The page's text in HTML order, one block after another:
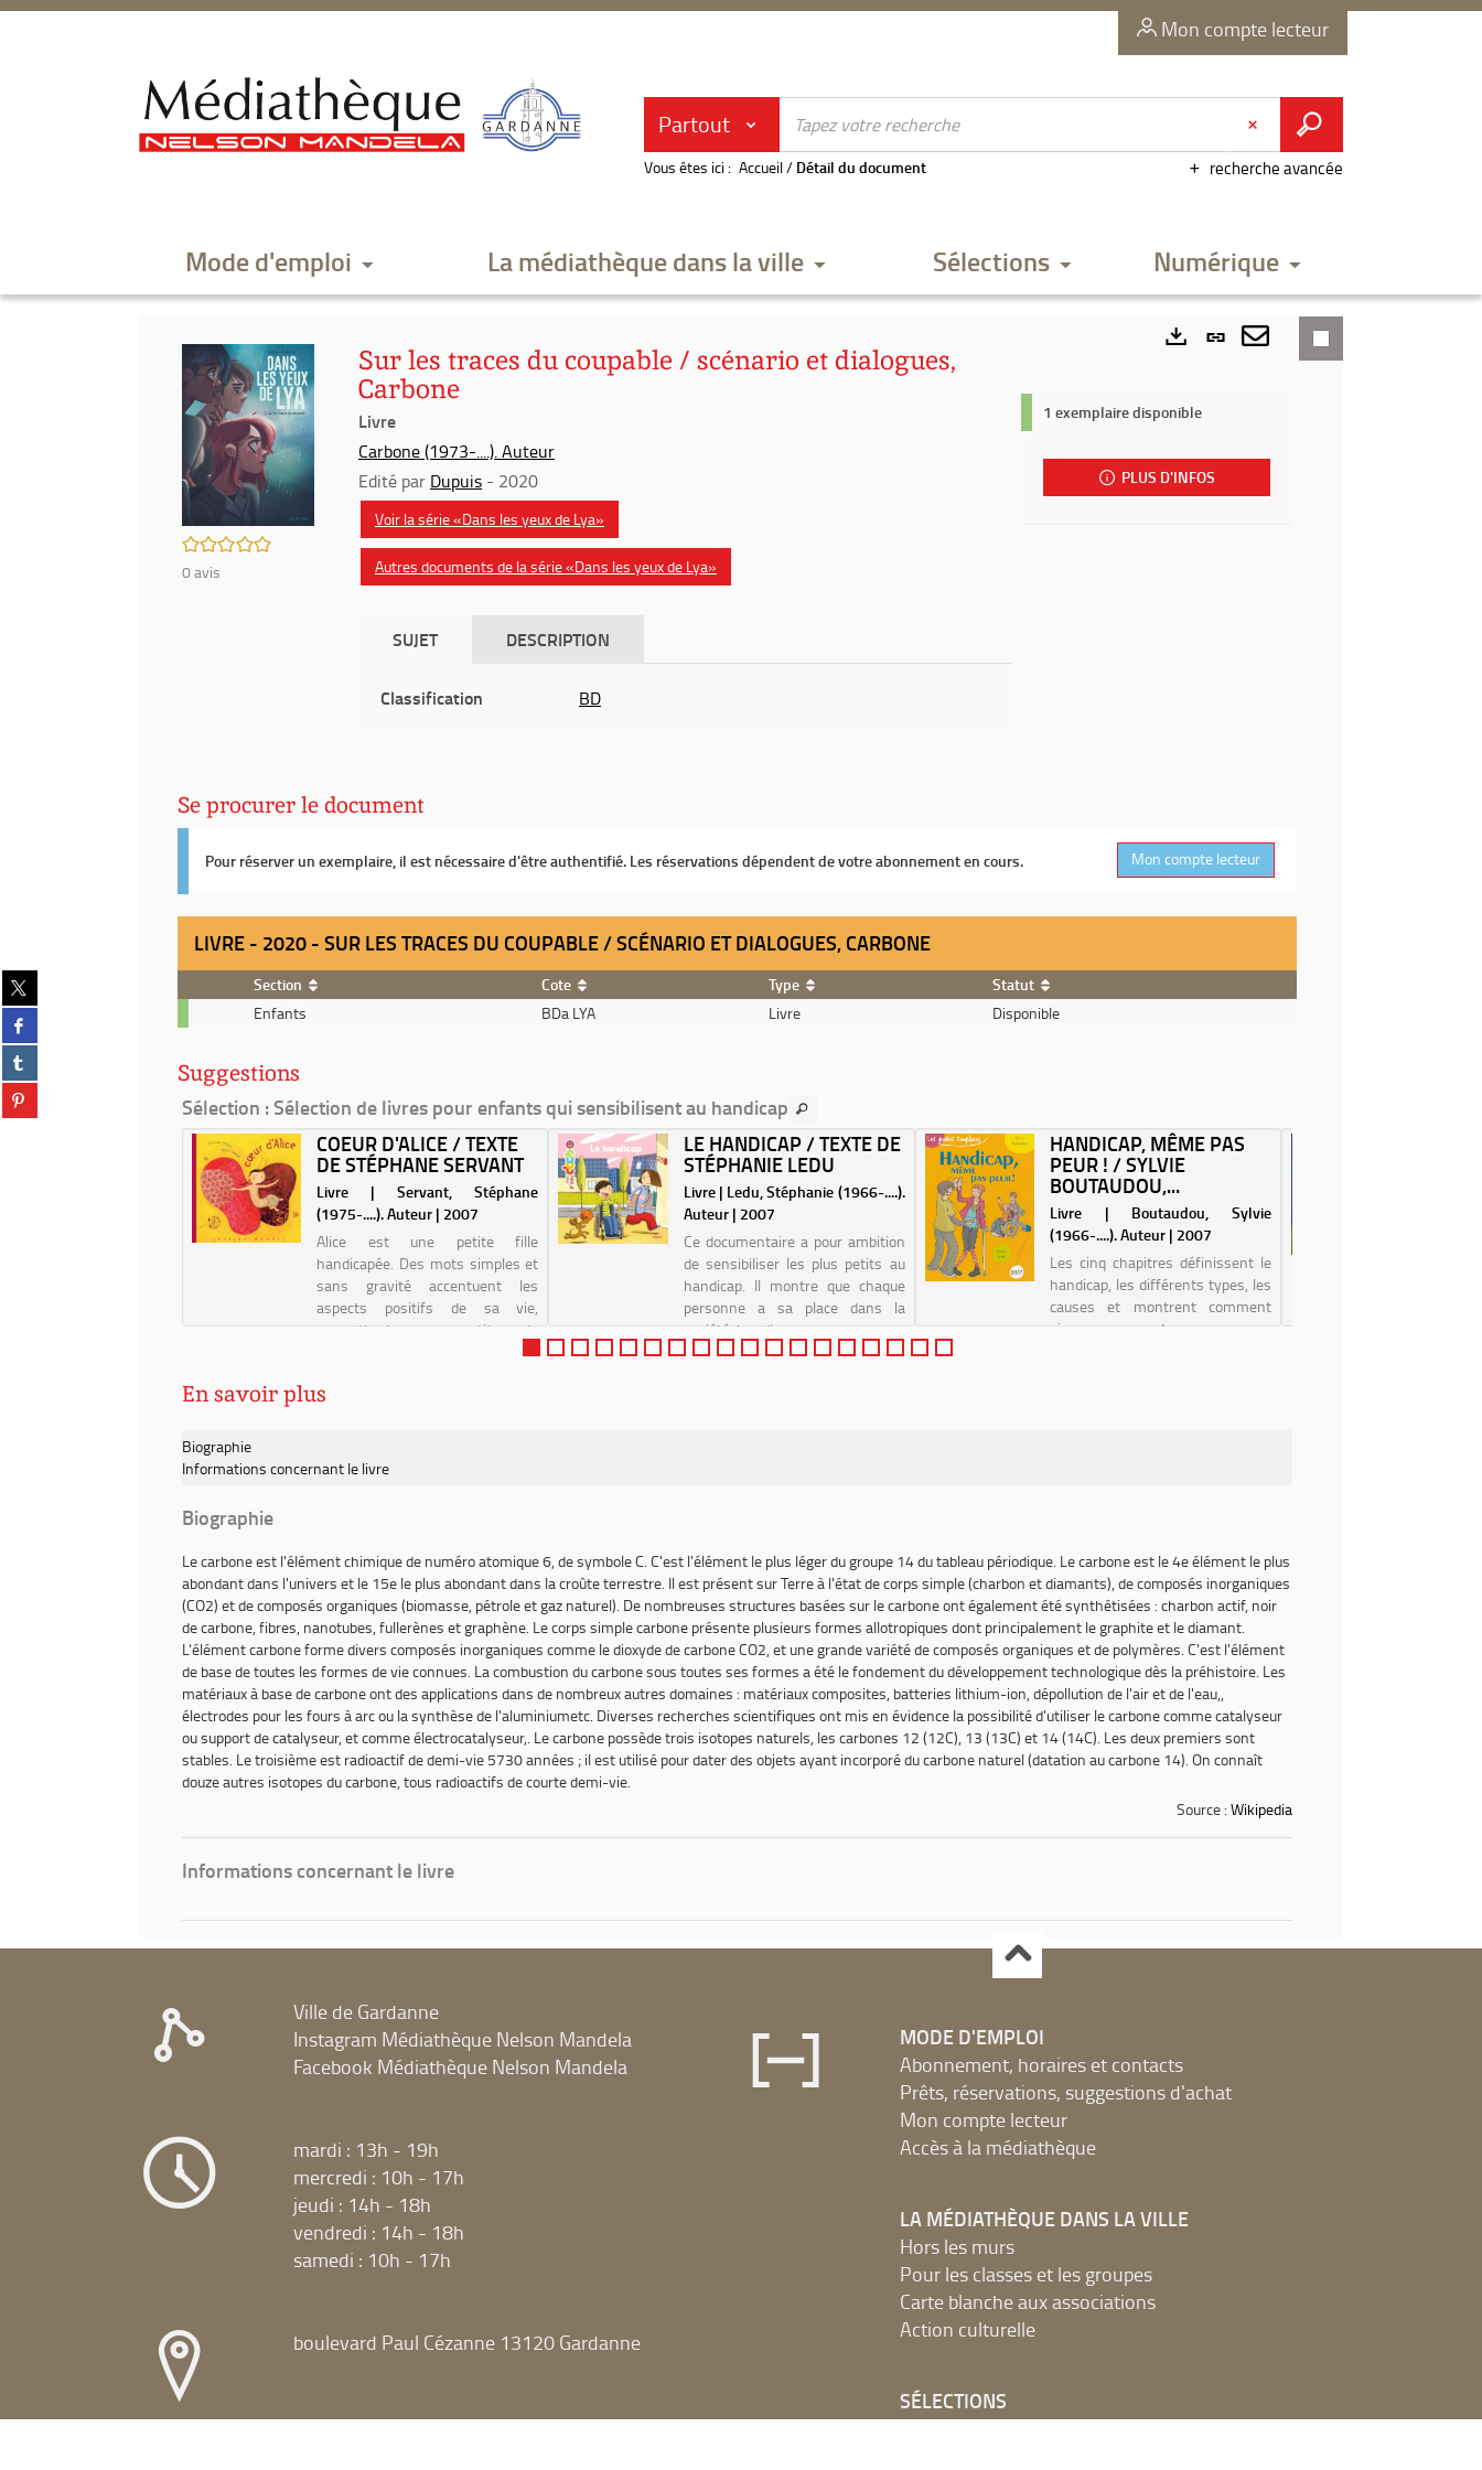
recherche
Mon compte lecteur
Partout
recherche avancée
Vous êtes ici : Accueil/ Détail du document
Mode d'emploi La médiathèque dans la ville Sélections Numérique
Partager
sur
twitter
(Nouvelle
fenêtre)
Partager
sur
facebook
(Nouvelle
fenêtre)
Partager
sur
tumblr
(Nouvelle
Partager
sur
/5
0avis
Sur les traces du coupable / scénario et dialogues,
Carbone
Livre
Carbone (1973-....). Auteur
Edité par Dupuis - 2020
Voir la série «Dans les yeux de Lya»
Autres documents de la série «Dans les yeux de Lya»
SUJET DESCRIPTION
Classification BD
Lien
permanent
fenêtre)
Envoyer
mail
1 exemplaire disponible
PLUS D'INFOS
Se procurer le document
Pour réserver un exemplaire, il est nécessaire d'être authentifié. Les réservations dépendent de votre abonnement en cours. Mon compte lecteur
LIVRE - 2020 - SUR LES TRACES DU COUPABLE / SCÉNARIO ET DIALOGUES, CARBONE
-
-
Sur
les
traces
coupable
scénario
Section Cote Type
Statut
Enfants
BDa LYA Livre Disponible
Suggestions
Sélection : Sélection de livres pour enfants qui sensibilisent au handicap
COEUR D'ALICE / TEXTE
DE STÉPHANE SERVANT
Livre | Servant, Stéphane
(1975-....). Auteur | 2007
Alice est une petite fille
handicapée. Des mots simples et
sans gravité accentuent les
aspects positifs de sa vie,
permettant aux petits de
comprendre et d'accepter les
LE HANDICAP / TEXTE DE
STÉPHANIE LEDU
Livre | Ledu, Stéphanie (1966-....).
Auteur | 2007
Ce documentaire a pour ambition
de sensibiliser les plus petits au
handicap. Il montre que chaque
personne a sa place dans la
société, handicap ou pas.
HANDICAP, MÊME PAS
PEUR ! / SYLVIE
BOUTAUDOU,...
Livre | Boutaudou, Sylvie
(1966-....). Auteur | 2007
Les cinq chapitres définissent le
handicap, les différents types, les
causes et montrent comment
vivre avec des personnes
En savoir plus
Biographie
Informations concernant le livre
Biographie
Lecarboneest l'élément chimique de numéro atomique 6, de symbole C. C'est l'élément le plus léger du groupe 14 du tableau périodique. Le carbone est le 4e élément le plus
abondant dans l'univers et le 15e le plus abondant dans la croûte terrestre. Il est présent sur Terre à l'état de corps simple (charbon et diamants), de composés inorganiques
(CO2) et de composés organiques (biomasse, pétrole et gaz naturel). De nombreuses structures basées sur le carbone ont également été synthétisées : charbon actif, noir
de carbone, fibres, nanotubes, fullerènes et graphène. Le corps simple carbone présente plusieurs formes allotropiques dont principalement le graphite et le diamant.
L'élément carbone forme divers composés inorganiques comme le dioxyde de carbone CO2, et une grande variété de composés organiques et de polymères. C'est l'élément
de base de toutes les formes de vie connues. La combustion du carbone sous toutes ses formes a été le fondement du développement technologique dès la préhistoire. Les
matériaux à base de carbone ont des applications dans de nombreux autres domaines : matériaux composites, batteries lithium-ion, dépollution de l'air et de l'eau,,
électrodes pour les fours à arc ou la synthèse de l'aluminiumetc. Diverses recherches scientifiques ont mis en évidence la possibilité d'utiliser le carbone comme catalyseur
ou support de catalyseur, et comme électrocatalyseur,. Le carbone possède trois isotopes naturels, les carbones 12 (12C), 13 (13C) et 14 (14C). Les deux premiers sont
stables. Le troisième est radioactif de demi-vie 5730 années ; il est utilisé pour dater des objets ayant incorporé du carbone naturel (datation au carbone 14). On connaît
douze autres isotopes du carbone, tous radioactifs de courte demi-vie.
Source : Wikipedia
Informations concernant le livre
Ville de Gardanne
Instagram Médiathèque Nelson Mandela
Facebook Médiathèque Nelson Mandela
mardi : 13h - 19h
mercredi : 10h - 17h
jeudi : 14h - 18h
vendredi : 14h - 18h
samedi : 10h - 17h
boulevard Paul Cézanne 13120 Gardanne
MODE D'EMPLOI
Abonnement, horaires et contacts
Prêts, réservations, suggestions d'achat
Mon compte lecteur
Accès à la médiathèque
LA MÉDIATHÈQUE DANS LA VILLE
Hors les murs
Pour les classes et les groupes
Carte blanche aux associations
Action culturelle
SÉLECTIONS
Des idées de recherche ?